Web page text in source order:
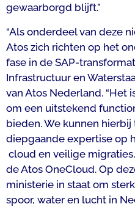
gewaarborgd blijft.”
“Als onderdeel van deze
Atos zich richten op het
fase in de SAP-
Infrastructuur en
van Atos Nederland. “Het
om een uitstekend
bieden. We kunnen
diepgaande expertise op
cloud en veilige
de Atos OneCloud. Op
ministerie in staat om
spoor, water en lucht in